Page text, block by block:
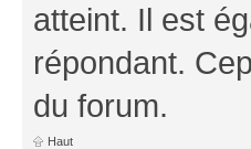
atteint. Il est
répondant.
du forum.
Haut